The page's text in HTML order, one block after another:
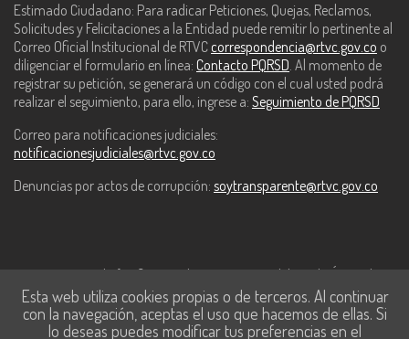
Estimado Ciudadano: Para radicar Peticiones, Quejas, Reclamos,
Solicitudes y Felicitaciones a la Entidad puede remitir lo pertinente al
Correo Oficial Institucional de RTVC correspondencia@rtvc.gov.co o
diligenciar el formulario en línea: Contacto PQRSD. Al momento de
registrar su petición, se generará un código con el cual usted podrá
realizar el seguimiento, para ello, ingrese a: Seguimiento de PQRSD
Correo para notificaciones judiciales:
notificacionesjudiciales@rtvc.gov.co
Denuncias por actos de corrupción: soytransparente@rtvc.gov.co
Este contenido fue financiado con recursos del Fondo Único de
Tecnologías de la Información y las Comunicaciones de MinTic.
Esta web utiliza cookies propias o de terceros. Al continuar
con la navegación, aceptas el uso que hacemos de ellas. Si
lo deseas puedes modificar tus preferencias en el